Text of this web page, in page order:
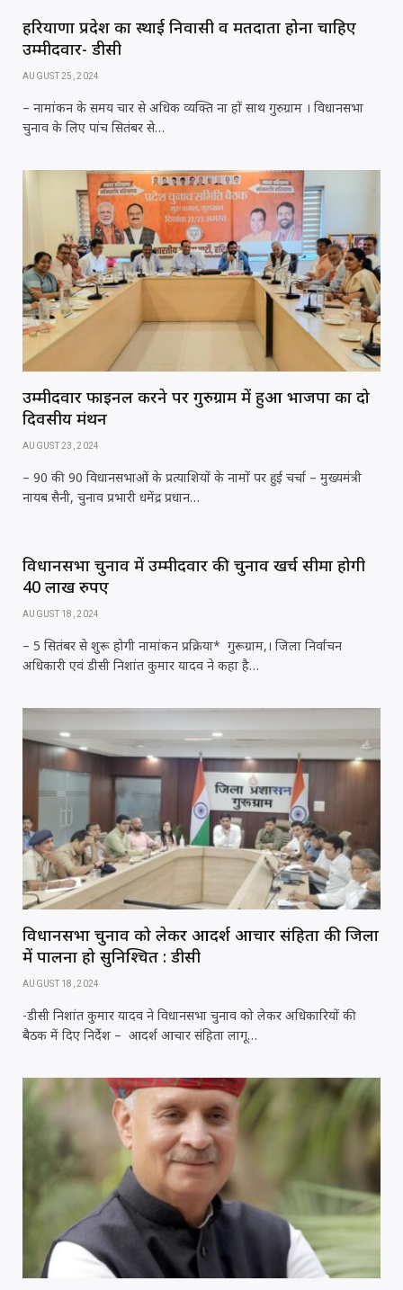
हरियाणा प्रदेश का स्थाई निवासी व मतदाता होना चाहिए
उम्मीदवार- डीसी
AUGUST 25, 2024
– नामांकन के समय चार से अधिक व्यक्ति ना हों साथ गुरुग्राम । विधानसभा
चुनाव के लिए पांच सितंबर से…
उम्मीदवार फाइनल करने पर गुरुग्राम में हुआ भाजपा का दो
दिवसीय मंथन
AUGUST 23, 2024
– 90 की 90 विधानसभाओं के प्रत्याशियों के नामों पर हुई चर्चा – मुख्यमंत्री
नायब सैनी, चुनाव प्रभारी धमेंद्र प्रधान…
विधानसभा चुनाव में उम्मीदवार की चुनाव खर्च सीमा होगी
40 लाख रुपए
AUGUST 18, 2024
– 5 सितंबर से शुरू होगी नामांकन प्रक्रिया* गुरूग्राम,। जिला निर्वाचन
अधिकारी एवं डीसी निशांत कुमार यादव ने कहा है…
विधानसभा चुनाव को लेकर आदर्श आचार संहिता की जिला
में पालना हो सुनिश्चित : डीसी
AUGUST 18, 2024
-डीसी निशांत कुमार यादव ने विधानसभा चुनाव को लेकर अधिकारियों की
बैठक में दिए निर्देश – आदर्श आचार संहिता लागू…